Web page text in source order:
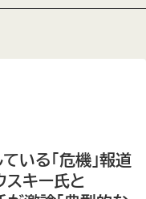
る「危機」報道
スキー氏と